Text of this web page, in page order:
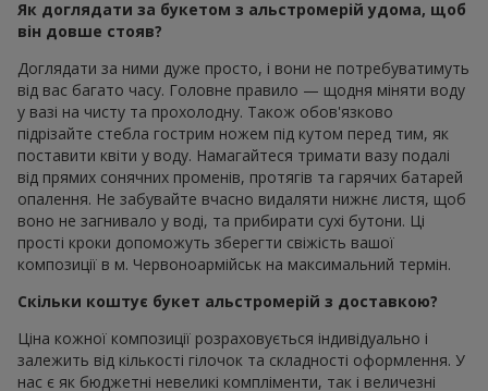
Як доглядати за букетом з альстромерій удома, щоб
він довше стояв?
Доглядати за ними дуже просто, і вони не потребуватимуть
від вас багато часу. Головне правило — щодня міняти воду
у вазі на чисту та прохолодну. Також обов'язково
підрізайте стебла гострим ножем під кутом перед тим, як
поставити квіти у воду. Намагайтеся тримати вазу подалі
від прямих сонячних променів, протягів та гарячих батарей
опалення. Не забувайте вчасно видаляти нижнє листя, щоб
воно не загнивало у воді, та прибирати сухі бутони. Ці
прості кроки допоможуть зберегти свіжість вашої
композиції в м. Червоноармійськ на максимальний термін.
Скільки коштує букет альстромерій з доставкою?
Ціна кожної композиції розраховується індивідуально і
залежить від кількості гілочок та складності оформлення. У
нас є як бюджетні невеликі компліменти, так і величезні